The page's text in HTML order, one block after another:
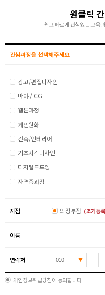
원클릭
쉽고 빠르게 관심있는 교육
관심과정을 선택해주세요
광고/편집디자인
마야 / CG
웹툰과정
게임원화
건축/인테리어
기초시각디자인
디지털드로잉
자격증과정
지점 의정부점 (조기등
이름
연락처 -
개인정보취급방침에 동의합니다